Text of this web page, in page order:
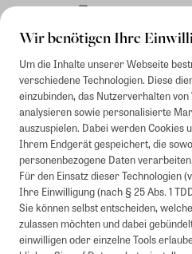
Wir benötigen Ihre
Um die Inhalte unserer Webseite
verschiedene Technologien. Diese
einzubinden, das Nutzerverhalten
analysieren sowie personalisierte
auszuspielen. Dabei werden
Ihrem Endgerät gespeichert, die
personenbezogene Daten verarbeiten.
Für den Einsatz dieser Technologien
Ihre Einwilligung (nach § 25 Abs. 1
Sie können selbst entscheiden,
zulassen möchten und dabei
einwilligen oder einzelne Tools
Rechnung